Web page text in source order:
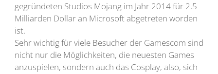
gegründeten Studios Mojang im Jahr 2014 für 2,5
Milliarden Dollar an Microsoft abgetreten worden
ist.
Sehr wichtig für viele Besucher der Gamescom sind
nicht nur die Möglichkeiten, die neuesten Games
anzuspielen, sondern auch das Cosplay, also, sich